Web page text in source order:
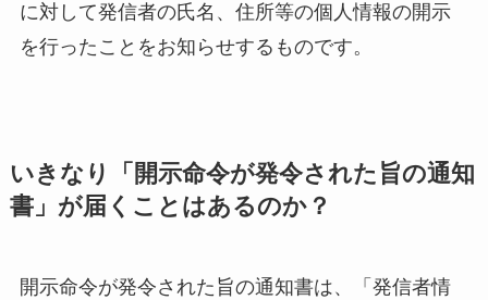
に対して発信者の氏名、住所等の個人情報の開示
を行ったことをお知らせするものです。
いきなり「開示命令が発令された旨の通知
書」が届くことはあるのか？
開示命令が発令された旨の通知書は、「発信者情